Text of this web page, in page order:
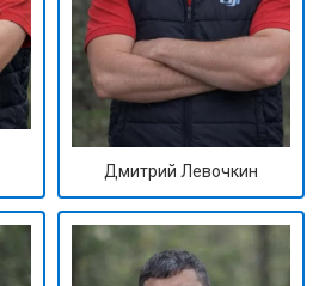
Дмитрий Левочкин